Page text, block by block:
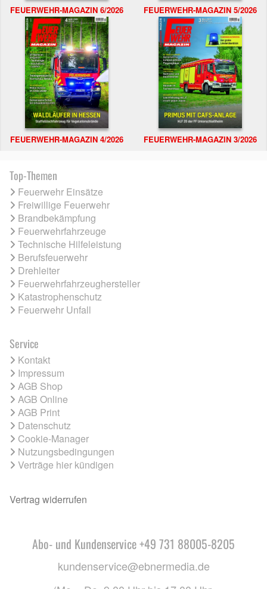
FEUERWEHR-MAGAZIN 6/2026 FEUERWEHR-MAGAZIN 5/2026
FEUERWEHR-MAGAZIN 4/2026 FEUERWEHR-MAGAZIN 3/2026
Top-Themen
Feuerwehr Einsätze
Freiwillige Feuerwehr
Brandbekämpfung
Feuerwehrfahrzeuge
Technische Hilfeleistung
Berufsfeuerwehr
Drehleiter
Feuerwehrfahrzeughersteller
Katastrophenschutz
Feuerwehr Unfall
Service
Kontakt
Impressum
AGB Shop
AGB Online
AGB Print
Datenschutz
Cookie-Manager
Nutzungsbedingungen
Verträge hier kündigen
Vertrag widerrufen
Abo- und Kundenservice +49 731 88005-8205
kundenservice@ebnermedia.de